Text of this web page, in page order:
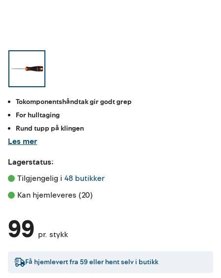
Tokomponentshåndtak gir godt grep
For hulltaging
Rund tupp på klingen
Les mer
Lagerstatus:
Tilgjengelig i 48 butikker
Kan hjemleveres (20)
99 pr. stykk
Få hjemlevert fra 59eller hent selv i butikk